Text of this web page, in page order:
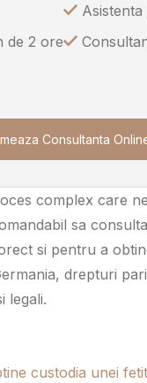
de 2 ore
Consultanta
complex care
sa
si pentru a
drepturi
legali.
custodia unei